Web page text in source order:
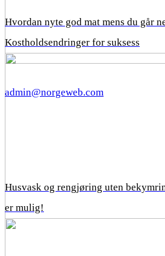
Hvordan nyte god mat mens du går
Kostholdsendringer for suksess
Husvask og rengjøring uten
er mulig!
admin@norgeweb.com